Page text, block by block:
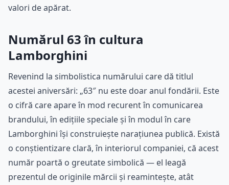
valori de apărat.
Numărul 63 în cultura
Lamborghini
Revenind la simbolistica numărului care dă titlul
acestei aniversări: „63″ nu este doar anul fondării. Este
o cifră care apare în mod recurent în comunicarea
brandului, în edițiile speciale și în modul în care
Lamborghini își construiește narațiunea publică. Există
o conștientizare clară, în interiorul companiei, că acest
număr poartă o greutate simbolică — el leagă
prezentul de originile mărcii și reamintește, atât